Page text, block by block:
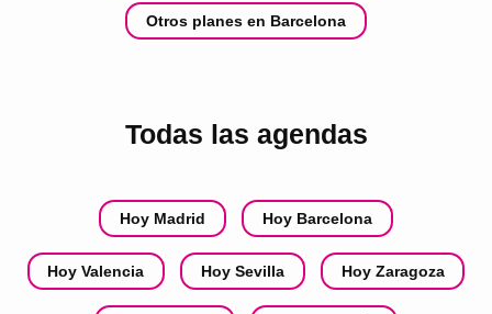
Otros planes en Barcelona
Todas las agendas
Hoy Madrid Hoy Barcelona
Hoy Valencia Hoy Sevilla Hoy Zaragoza